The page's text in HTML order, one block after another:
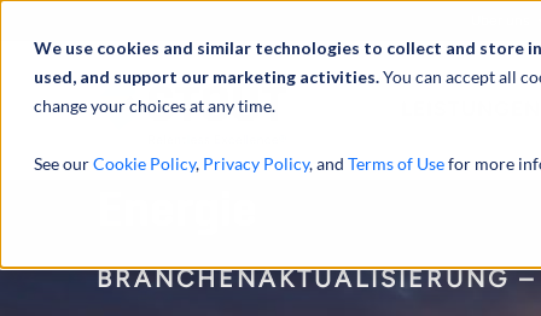
We use cookies and similar technologies to collect and store
used, and support our marketing activities.You can accept all
change your choices at any time.
See ourCookie Policy, Privacy Policy, and Terms of Usefor more
BRANCHENAKTUALISIERUNG